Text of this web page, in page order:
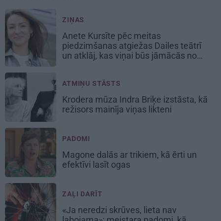
ZIŅAS
Anete Kursīte pēc meitas
piedzimšanas atgiežas Dailes teātrī
un atklāj, kas viņai būs jāmācās no
ATMIŅU STĀSTS
Krodera mūza Indra Briķe izstāsta, kā
režisors mainīja viņas likteni
PADOMI
Magone dalās ar trikiem, kā ērti un
efektīvi lasīt ogas
ZAĻI DARĪT
«Ja neredzi skrūves, lieta nav